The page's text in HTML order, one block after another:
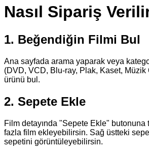
Nasıl Sipariş
1. Beğendiğin Filmi Bul
Ana sayfada arama yaparak veya
(DVD, VCD, Blu-ray, Plak, Kaset,
ürünü bul.
2. Sepete Ekle
Film detayında "Sepete Ekle" butonuna
fazla film ekleyebilirsin. Sağ üstteki
sepetini görüntüleyebilirsin.